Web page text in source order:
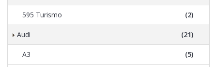
595 Turismo (2)
Audi (21)
A3 (5)